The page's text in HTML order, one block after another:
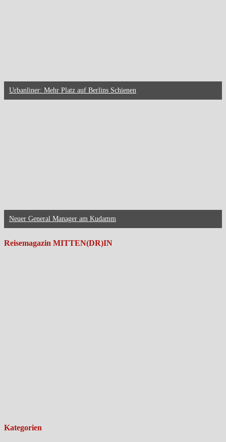
Urbanliner: Mehr Platz auf Berlins Schienen
Neuer General Manager am Kudamm
Reisemagazin MITTEN(DR)IN
Kategorien